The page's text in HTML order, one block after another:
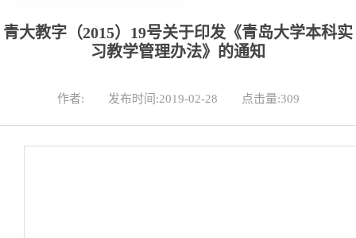
青大教字（2015）19号关于印发《青岛大学本科实
习教学管理办法》的通知
作者: 发布时间:2019-02-28 点击量:309